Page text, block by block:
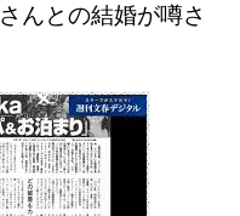
さんとの結婚が噂さ